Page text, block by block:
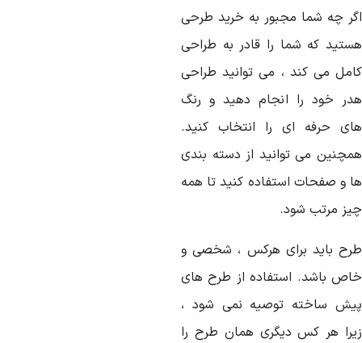
چه شما مجبور به خرید طرحی
که شما را قادر به طراحی
می کند ، می توانید طراحی
خود را انجام دهید و رنگ
حرفه ای را انتخاب کنید.
می توانید از دسته بندی
و صفحات استفاده کنید تا همه
مرتب شود.
باید برای هرکس ، شخصی و
باشد. استفاده از طرح های
ساخته توصیه نمی شود ،
هر کس دیگری همان طرح را